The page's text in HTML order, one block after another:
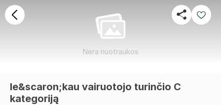
Nėra nuotraukos
Ie&scaron;kau vairuotojo turinčio C
kategoriją